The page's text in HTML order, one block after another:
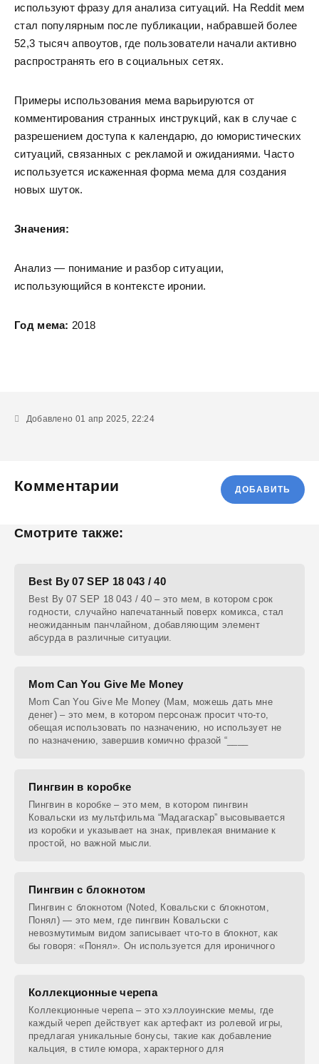
используют фразу для анализа ситуаций. На Reddit мем
стал популярным после публикации, набравшей более
52,3 тысяч апвоутов, где пользователи начали активно
распространять его в социальных сетях.
Примеры использования мема варьируются от
комментирования странных инструкций, как в случае с
разрешением доступа к календарю, до юмористических
ситуаций, связанных с рекламой и ожиданиями. Часто
используется искаженная форма мема для создания
новых шуток.
Значения:
Анализ — понимание и разбор ситуации,
использующийся в контексте иронии.
Год мема: 2018
Добавлено 01 апр 2025, 22:24
Комментарии ДОБАВИТЬ
Смотрите также:
Best By 07 SEP 18 043 / 40
Best By 07 SEP 18 043 / 40 – это мем, в котором срок
годности, случайно напечатанный поверх комикса, стал
неожиданным панчлайном, добавляющим элемент
абсурда в различные ситуации.
Mom Can You Give Me Money
Mom Can You Give Me Money (Мам, можешь дать мне
денег) – это мем, в котором персонаж просит что-то,
обещая использовать по назначению, но использует не
по назначению, завершив комично фразой “____
Пингвин в коробке
Пингвин в коробке – это мем, в котором пингвин
Ковальски из мультфильма “Мадагаскар” высовывается
из коробки и указывает на знак, привлекая внимание к
простой, но важной мысли.
Пингвин с блокнотом
Пингвин с блокнотом (Noted, Ковальски с блокнотом,
Понял) — это мем, где пингвин Ковальски с
невозмутимым видом записывает что-то в блокнот, как
бы говоря: «Понял». Он используется для ироничного
Коллекционные черепа
Коллекционные черепа – это хэллоуинские мемы, где
каждый череп действует как артефакт из ролевой игры,
предлагая уникальные бонусы, такие как добавление
кальция, в стиле юмора, характерного для